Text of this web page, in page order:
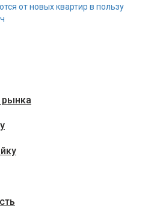
от новых квартир в пользу
рынка